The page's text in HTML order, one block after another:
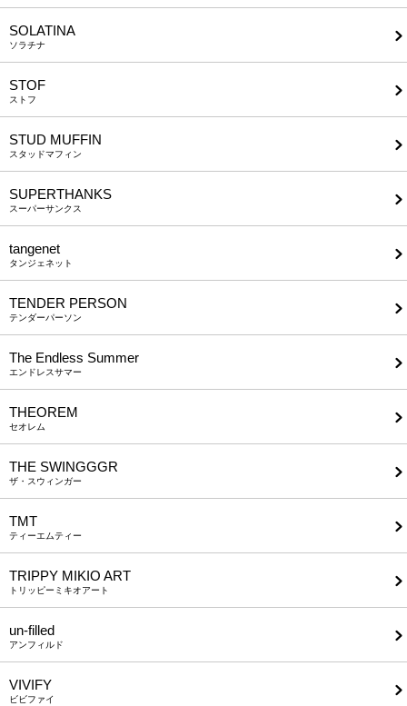
SOLATINA
ソラチナ
STOF
ストフ
STUD MUFFIN
スタッドマフィン
SUPERTHANKS
スーパーサンクス
tangenet
タンジェネット
TENDER PERSON
テンダーパーソン
The Endless Summer
エンドレスサマー
THEOREM
セオレム
THE SWINGGGR
ザ・スウィンガー
TMT
ティーエムティー
TRIPPY MIKIO ART
トリッピーミキオアート
un-filled
アンフィルド
VIVIFY
ビビファイ